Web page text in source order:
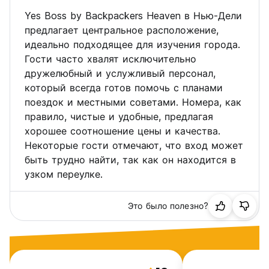
Дели и подробные указания о том, как добраться до
Если вы не получили электронное письмо в течение 12
часов, проверьте папку «Спам».
11. Если вы прибываете после полуночи, то рекомендуем
бронировать место на предыдущую дату, чтобы не ждать
в общем зале до времени заселения.
12. Регламентированное время работы переменного тока
в общежитиях. (Auto-translated from original language)
Yes Boss by Backpackers Heaven в Нью-Дели
предлагает центральное расположение,
идеально подходящее для изучения города.
Гости часто хвалят исключительно
дружелюбный и услужливый персонал,
который всегда готов помочь с планами
поездок и местными советами. Номера, как
правило, чистые и удобные, предлагая
хорошее соотношение цены и качества.
Некоторые гости отмечают, что вход может
быть трудно найти, так как он находится в
узком переулке.
Это было полезно?